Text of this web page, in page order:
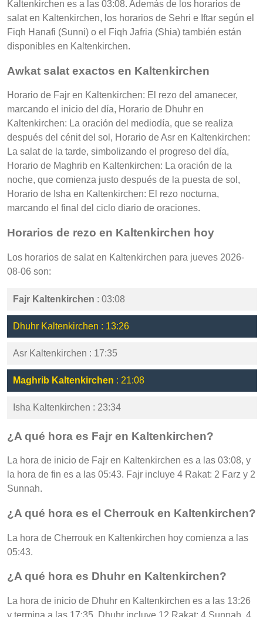
Kaltenkirchen es a las 03:08. Además de los horarios de
salat en Kaltenkirchen, los horarios de Sehri e Iftar según el
Fiqh Hanafi (Sunni) o el Fiqh Jafria (Shia) también están
disponibles en Kaltenkirchen.
Awkat salat exactos en Kaltenkirchen
Horario de Fajr en Kaltenkirchen: El rezo del amanecer,
marcando el inicio del día, Horario de Dhuhr en
Kaltenkirchen: La oración del mediodía, que se realiza
después del cénit del sol, Horario de Asr en Kaltenkirchen:
La salat de la tarde, simbolizando el progreso del día,
Horario de Maghrib en Kaltenkirchen: La oración de la
noche, que comienza justo después de la puesta de sol,
Horario de Isha en Kaltenkirchen: El rezo nocturna,
marcando el final del ciclo diario de oraciones.
Horarios de rezo en Kaltenkirchen hoy
Los horarios de salat en Kaltenkirchen para jueves 2026-
08-06 son:
Fajr Kaltenkirchen : 03:08
Dhuhr Kaltenkirchen : 13:26
Asr Kaltenkirchen : 17:35
Maghrib Kaltenkirchen : 21:08
Isha Kaltenkirchen : 23:34
¿A qué hora es Fajr en Kaltenkirchen?
La hora de inicio de Fajr en Kaltenkirchen es a las 03:08, y
la hora de fin es a las 05:43. Fajr incluye 4 Rakat: 2 Farz y 2
Sunnah.
¿A qué hora es el Cherrouk en Kaltenkirchen?
La hora de Cherrouk en Kaltenkirchen hoy comienza a las
05:43.
¿A qué hora es Dhuhr en Kaltenkirchen?
La hora de inicio de Dhuhr en Kaltenkirchen es a las 13:26
y termina a las 17:35. Dhuhr incluye 12 Rakat: 4 Sunnah, 4